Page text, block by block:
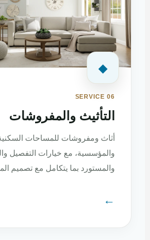
◆
SERVICE 06
التأثيث والمفروشات
أثاث ومفروشات للمساحات السكنية
والمؤسسية، مع خيارات التفصيل
والمستورد بما يتكامل مع تصميم
←